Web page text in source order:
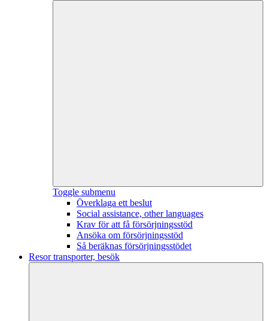
Toggle submenu
Överklaga ett beslut
Social assistance, other languages
Krav för att få försörjningsstöd
Ansöka om försörjningsstöd
Så beräknas försörjningsstödet
Resor transporter, besök